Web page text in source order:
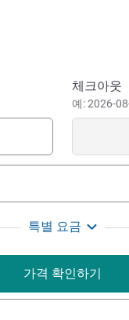
it the best place
기 체크아웃
예: 2026-
특별 요금
가격 확인하기